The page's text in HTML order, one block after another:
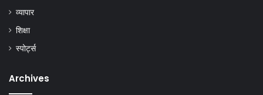
व्यापार
शिक्षा
स्पोर्ट्स
Archives